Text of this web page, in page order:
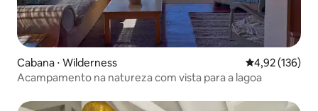
Cabana ⋅ Wilderness 4,92 de uma
4,92 (136)
Acampamento na natureza com vista para a lagoa